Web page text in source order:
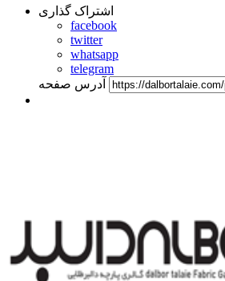
اشتراک گذاری
facebook
twitter
whatsapp
telegram
آدرس صفحه